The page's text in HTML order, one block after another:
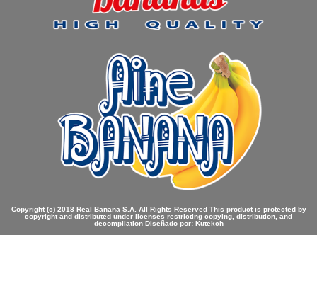
Copyright (c) 2018 Real Banana S.A. All Rights Reserved This product is protected by
copyright and distributed under licenses restricting copying, distribution, and
decompilation Diseñado por: Kutekch